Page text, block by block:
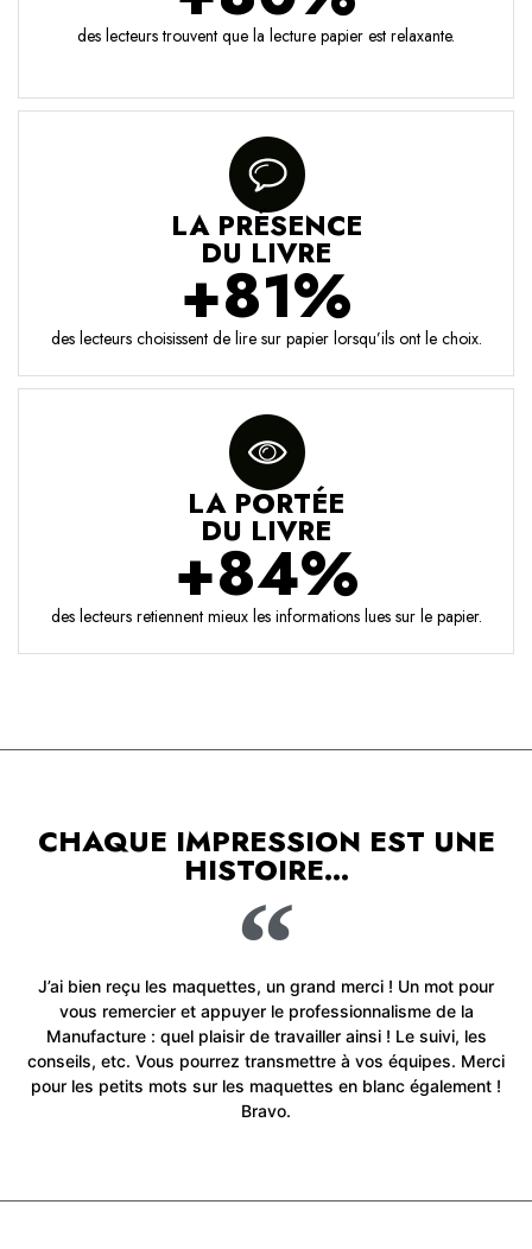
des lecteurs trouvent que la lecture papier est relaxante.
LA PRÉSENCE
DU LIVRE
+81%
des lecteurs choisissent de lire sur papier lorsqu’ils ont le choix.
LA PORTÉE
DU LIVRE
+84%
des lecteurs retiennent mieux les informations lues sur le papier.
CHAQUE IMPRESSION EST UNE
HISTOIRE...
J’ai bien reçu les maquettes, un grand merci ! Un mot pour
vous remercier et appuyer le professionnalisme de la
Manufacture : quel plaisir de travailler ainsi ! Le suivi, les
conseils, etc. Vous pourrez transmettre à vos équipes. Merci
pour les petits mots sur les maquettes en blanc également !
Bravo.